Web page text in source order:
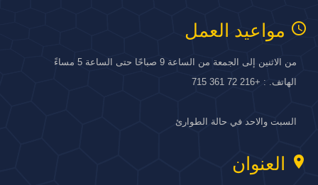
access_time مواعيد العمل
من الاثنين إلى الجمعة من الساعة 9 صباحًا حتى الساعة 5 مساءً
الهاتف. : +216 72 361 715
السبت والاحد في حالة الطوارئ
location_on العنوان